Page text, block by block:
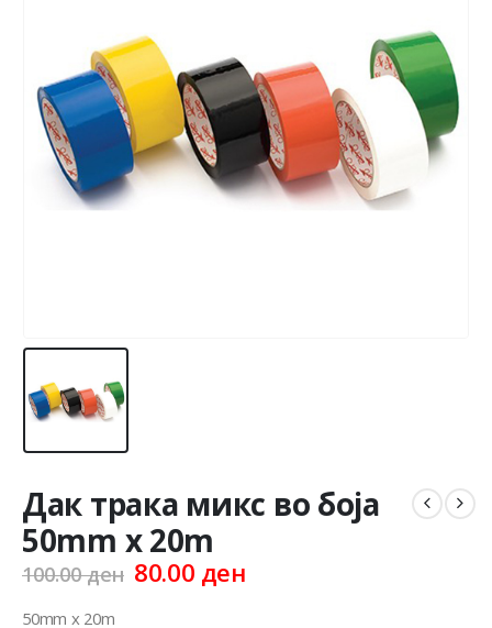
Дак трака микс во боја
50mm x 20m
100.00ден Original
80.00 денCurrent
50mm x 20m